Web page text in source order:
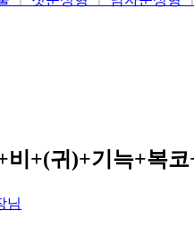
비+(귀)+기늑+복
님